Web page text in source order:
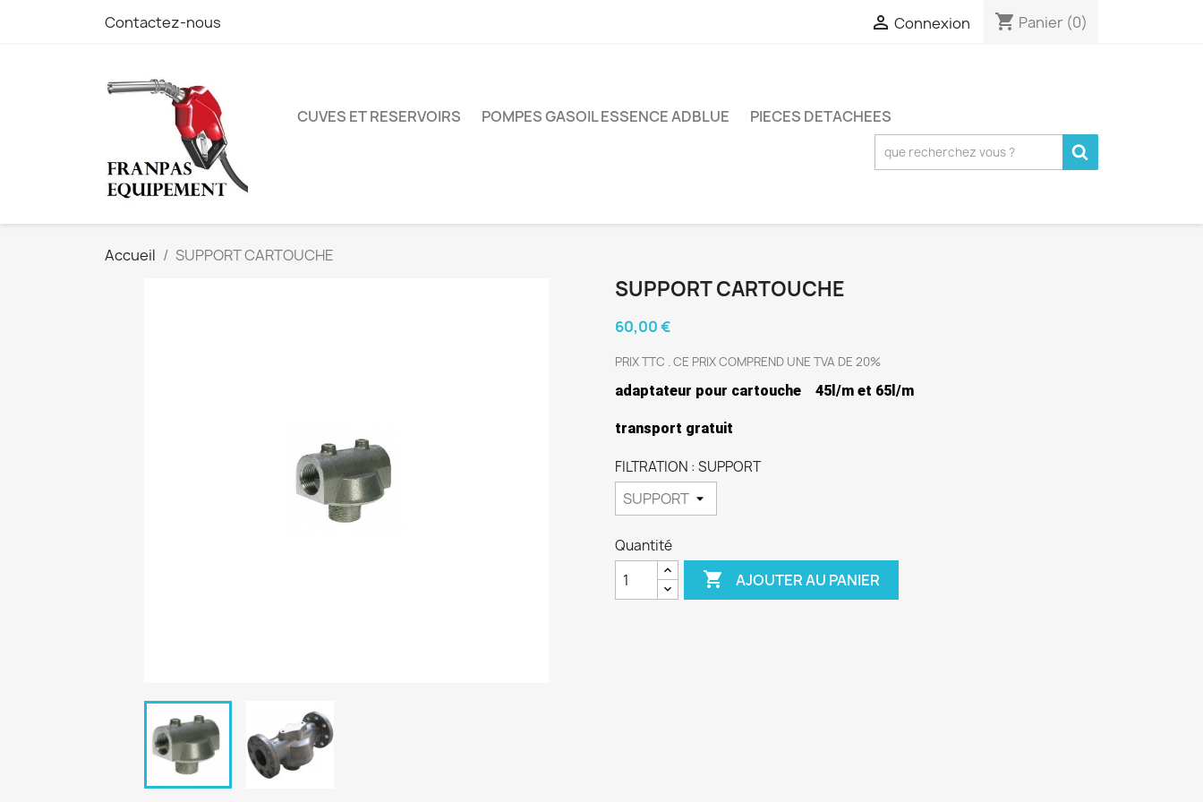
Contactez-nous  Connexion shopping_cart Panier (0)
CUVES ET RESERVOIRS POMPES GASOIL ESSENCE ADBLUE PIECES DETACHEES
Accueil SUPPORT CARTOUCHE
SUPPORT CARTOUCHE
60,00 €
PRIX TTC . CE PRIX COMPREND UNE TVA DE 20%
adaptateur pour cartouche 45l/m et 65l/m
transport gratuit
FILTRATION : SUPPORT
Quantité
 AJOUTER AU PANIER